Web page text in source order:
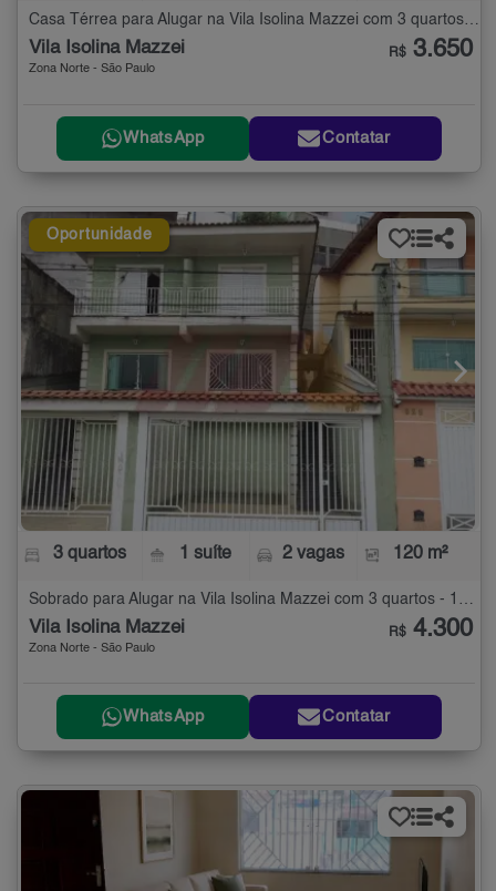
Casa Térrea para Alugar na Vila Isolina Mazzei com 3 quartos - 91 m²
Vila Isolina Mazzei
Zona Norte - São Paulo
R$ 3.650
WhatsApp Contatar
Oportunidade
3 quartos 1 suíte 2 vagas 120 m²
Vila Isolina Mazzei
Zona Norte - São Paulo
R$ 4.300
WhatsApp Contatar